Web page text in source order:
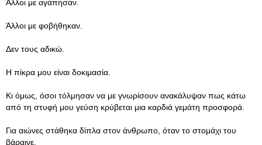
Άλλοι με αγάπησαν.
Άλλοι με φοβήθηκαν.
Δεν τους αδικώ.
Η πίκρα μου είναι δοκιμασία.
Κι όμως, όσοι τόλμησαν να με γνωρίσουν ανακάλυψαν πως κάτω
από τη στυφή μου γεύση κρύβεται μια καρδιά γεμάτη προσφορά.
Για αιώνες στάθηκα δίπλα στον άνθρωπο, όταν το στομάχι του
βάραινε,